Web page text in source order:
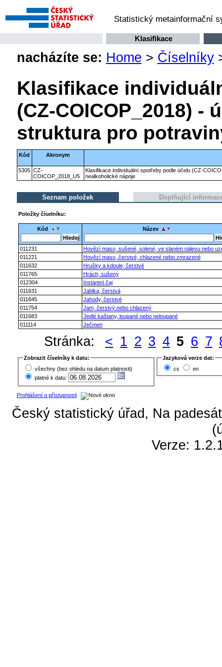
Statistický metainformační
Klasifikace
nacházíte se: Home > Číselníky
Klasifikace
(CZ-COICOP_2018) -
struktura pro
Kód Akronym
5305 CZ-
COICOP_2018_U5
Klasifikace individuální spotřeby podle účelu (CZ-
nealkoholické nápoje
Seznam položek Doplňující
Položky číselníku:
Kód Název
011231
Hovězí maso, sušené, solené, ve slaném nálevu nebo
011221
Hovězí maso, čerstvé, chlazené nebo zmrazené
011632
Hrušky a kdoule, čerstvé
011765
Hrách, sušený
012304
Instantní čaj
011631
Jablka, čerstvá
011645
Jahody, čerstvé
011754
Jam, čerstvý nebo chlazený
011683
Jedlé kaštany, loupané nebo neloupané
011114
Ječmen
Stránka: < 1 2 3 4 5 6 7
Zobrazit číselníky k datu:
všechny (bez ohledu na datum platnosti)
platné k datu:
Jazyková verze dat:
cs
en
Prohlášení o přístupnosti
Český statistický úřad, Na
Verze: